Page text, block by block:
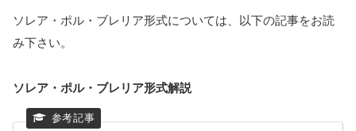
ソレア・ポル・ブレリア形式については、以下の記事をお読
み下さい。
ソレア・ポル・ブレリア形式解説